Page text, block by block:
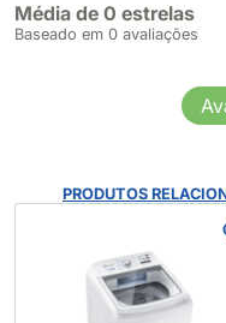
Média de 0 estrelas
Baseado em 0 avaliações
PRODUTOS